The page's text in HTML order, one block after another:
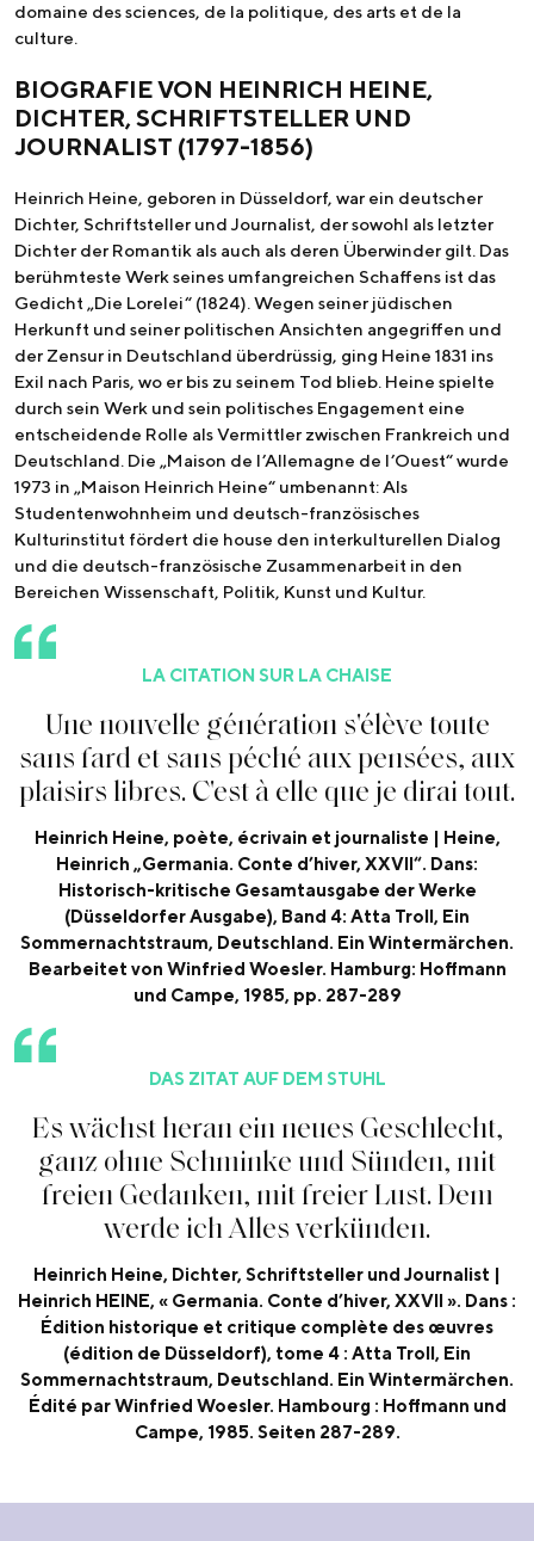
domaine des sciences, de la politique, des arts et de la
culture.
BIOGRAFIE VON HEINRICH HEINE,
DICHTER, SCHRIFTSTELLER UND
JOURNALIST (1797-1856)
Heinrich Heine, geboren in Düsseldorf, war ein deutscher
Dichter, Schriftsteller und Journalist, der sowohl als letzter
Dichter der Romantik als auch als deren Überwinder gilt. Das
berühmteste Werk seines umfangreichen Schaffens ist das
Gedicht „Die Lorelei“ (1824). Wegen seiner jüdischen
Herkunft und seiner politischen Ansichten angegriffen und
der Zensur in Deutschland überdrüssig, ging Heine 1831 ins
Exil nach Paris, wo er bis zu seinem Tod blieb. Heine spielte
durch sein Werk und sein politisches Engagement eine
entscheidende Rolle als Vermittler zwischen Frankreich und
Deutschland. Die „Maison de l’Allemagne de l’Ouest“ wurde
1973 in „Maison Heinrich Heine“ umbenannt: Als
Studentenwohnheim und deutsch-französisches
Kulturinstitut fördert die house den interkulturellen Dialog
und die deutsch-französische Zusammenarbeit in den
Bereichen Wissenschaft, Politik, Kunst und Kultur.
LA CITATION SUR LA CHAISE
Une nouvelle génération s'élèvetoute
sansfard etsans péché auxpensées, aux
plaisirs libres.C'estàelle que je diraitout.
Heinrich Heine, poète, écrivain et journaliste | Heine,
Heinrich „Germania. Conte d’hiver, XXVII“. Dans:
Historisch-kritische Gesamtausgabe der Werke
(Düsseldorfer Ausgabe), Band 4: Atta Troll, Ein
Sommernachtstraum, Deutschland. Ein Wintermärchen.
Bearbeitet von Winfried Woesler. Hamburg: Hoffmann
und Campe, 1985, pp. 287-289
DAS ZITAT AUF DEM STUHL
Eswächst heran ein neues Geschlecht,
ganzohne Schminke und Sünden, mit
freien Gedanken, mitfreier Lust. Dem
werde ich Allesverkünden.
Heinrich Heine, Dichter, Schriftsteller und Journalist |
Heinrich HEINE, « Germania. Conte d’hiver, XXVII ». Dans :
Édition historique et critique complète des œuvres
(édition de Düsseldorf), tome 4 : Atta Troll, Ein
Sommernachtstraum, Deutschland. Ein Wintermärchen.
Édité par Winfried Woesler. Hambourg : Hoffmann und
Campe, 1985. Seiten 287-289.